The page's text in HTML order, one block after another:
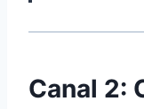
Canal 2: